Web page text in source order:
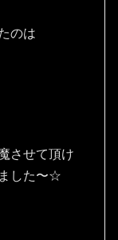
のは
させて頂け
した〜☆